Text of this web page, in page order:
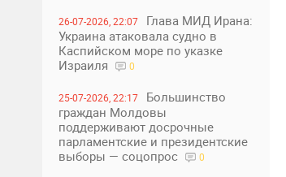
26-07-2026, 22:07
Глава МИД Ирана:
Украина атаковала судно в
Каспийском море по указке
Израиля
0
25-07-2026, 22:17
Большинство
граждан Молдовы
поддерживают досрочные
парламентские и президентские
выборы — соцопрос
0